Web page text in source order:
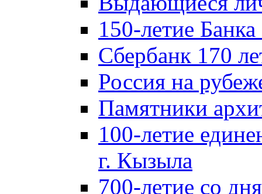
150-летие
Сбербанк 170
Россия на
Памятники
100-летие
г. Кызыла
700-летие со